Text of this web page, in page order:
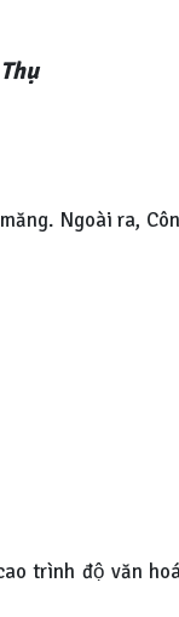
Ngoài ra,
trình độ văn